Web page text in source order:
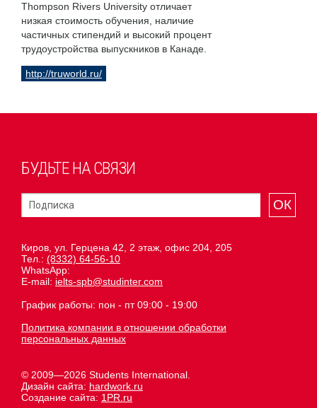
Thompson Rivers University отличает
низкая стоимость обучения, наличие
частичных стипендий и высокий процент
трудоустройства выпускников в Канаде.
http://truworld.ru/
БУДЬТЕ НА СВЯЗИ
ОК
Киров, ул. Герцена 42, 2 этаж, офис 204, 205
Тел.: (8332) 64-56-10
WhatsApp:
E-mail: ielts-spb@studinter.com
График работы: пон - пт 09:00 - 19:00
Политика компании в отношении обработки
персональных данных
© 2009—2026 Students International.
Дизайн сайта: hardwork.ru
Создание сайта: 1PR.ru